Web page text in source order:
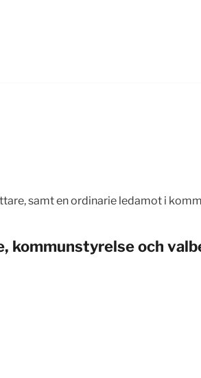
samt en ordinarie ledamot i
kommunstyrelse och